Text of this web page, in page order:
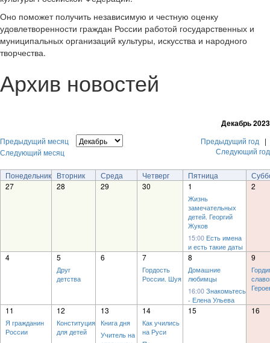
Оно поможет получить независимую и честную оценку
удовлетворенности граждан России работой государственных и
муниципальных организаций культуры, искусства и народного
творчества.
Архив новостей
Декабрь 2023
Предыдущий месяц
Следующий месяц
Предыдущий год |
Следующий год
Понедельник Вторник Среда Четверг Пятница
27
28 29 30 1
Жизнь
замечательных
детей. Георгий
Жуков
15:00 Есть имена
и есть такие даты
2
4 5
Друг
детства
6 7
Гордость
России. Шуя
8
Домашние
любимцы
16:00 Знакомьтесь
- Елена Ульева
9
11
Я гражданин
России
12
Конституция
для детей
13
Книга дня
Учитель на
14
Как учились
на Руси
15 16